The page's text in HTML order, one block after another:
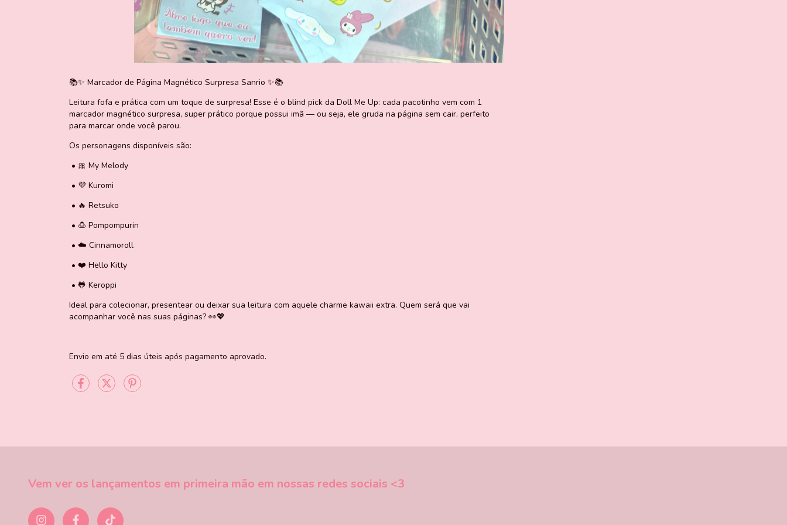
📚✨ Marcador de Página Magnético Surpresa Sanrio ✨📚
Leitura fofa e prática com um toque de surpresa! Esse é o blind pick da Doll Me Up: cada pacotinho vem com 1
marcador magnético surpresa, super prático porque possui imã — ou seja, ele gruda na página sem cair, perfeito
para marcar onde você parou.
Os personagens disponíveis são:
• 🎀 My Melody
• 💜 Kuromi
• 🔥 Retsuko
• 🍮 Pompompurin
• ☁️ Cinnamoroll
• ❤️ Hello Kitty
• 🐸 Keroppi
Ideal para colecionar, presentear ou deixar sua leitura com aquele charme kawaii extra. Quem será que vai
acompanhar você nas suas páginas? 👀💖
Envio em até 5 dias úteis após pagamento aprovado.
Vem ver os lançamentos em primeira mão em nossas redes sociais <3